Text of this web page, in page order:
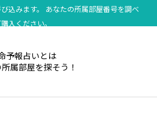
込みます。 あなたの所属部屋番号を調べ
入ください。
予報占いとは
属部屋を探そう！